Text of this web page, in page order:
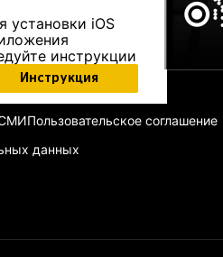
установки iOS
инструкции
Инструкция
Пользовательское соглашение
данных